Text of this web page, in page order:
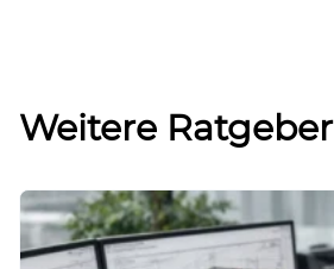
Weitere Ratgeber